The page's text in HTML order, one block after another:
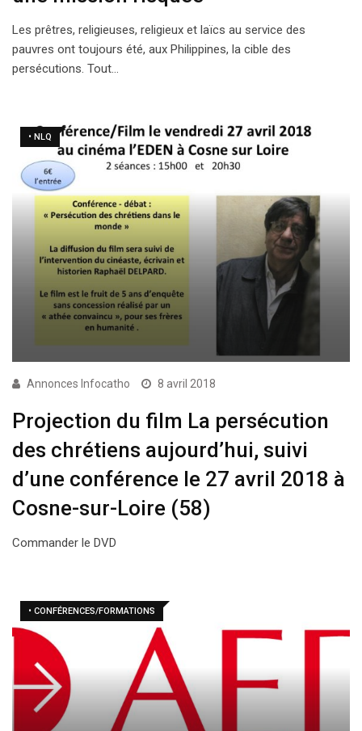
Les prêtres, religieuses, religieux et laïcs au service des
pauvres ont toujours été, aux Philippines, la cible des
persécutions. Tout…
• NLQ
Annonces Infocatho 8 avril 2018
Projection du film La persécution
des chrétiens aujourd’hui, suivi
d’une conférence le 27 avril 2018 à
Cosne-sur-Loire (58)
Commander le DVD
• CONFÉRENCES/FORMATIONS